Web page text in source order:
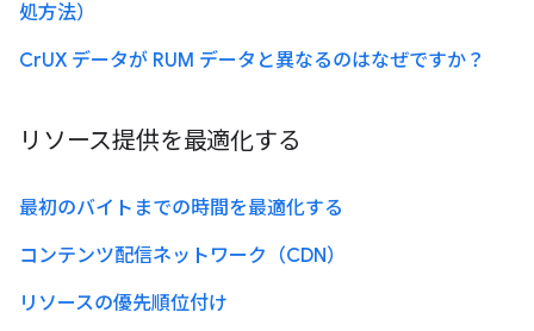
処方法）
CrUX データが RUM データと異なるのはなぜですか？
リソース提供を最適化する
最初のバイトまでの時間を最適化する
コンテンツ配信ネットワーク（CDN）
リソースの優先順位付け